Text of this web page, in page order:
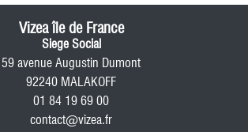
Vizea île de France
Siege Social
59 avenue Augustin Dumont
92240 MALAKOFF
01 84 19 69 00
contact@vizea.fr